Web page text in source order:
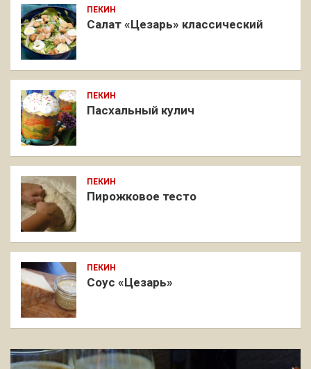
ПЕКИН
Салат «Цезарь» классический
ПЕКИН
Пасхальный кулич
ПЕКИН
Пирожковое тесто
ПЕКИН
Соус «Цезарь»